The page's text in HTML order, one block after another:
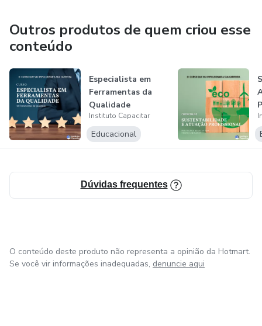
Através do Icapacitar, transmitimos toda nossa experiência
profissional e conhecimento que acumulamos em nossa
trajetória.
Nossos valores estão ligados à educação com excelência,
aprendizado na PRÁTICA e competitividade profissional,
oferecendo o que o mercado espera de profissionais.
evolução pessoal.
Outros produtos de quem criou esse
conteúdo
Especialista em
Ferramentas da
Qualidade
Instituto Capacitar
Educacional
Dúvidas frequentes
O conteúdo deste produto não representa a opinião da Hotmart.
Se você vir informações inadequadas, denuncie aqui